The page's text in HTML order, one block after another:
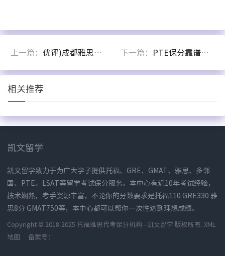
上一篇： 优评)成都雅思保分sat语言培训(2022更新成功)(今日对比) 下一篇： PTE保分靠谱吗？PTE考试如何取得高分？
相关推荐
凯文留学
凯文留学致力于为广大学子提供托福、GRE、GMAT、雅思、多邻
国、PTE、LSAT等留学考试保分服务。本中心有近10年考试经验，
技术娴熟，考手资源丰富，不论你的分数要求是托福110 GRE330 雅
思8分 GMAT750等，本中心都可以帮你一次性达到理想成绩。
Copyright © 2018-2025 托福雅思代考保分机构 - 凯文留学 版权所有. XML
地图
备案号：